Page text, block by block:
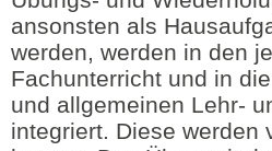
ansonsten als
werden, werden in den
Fachunterricht und in
und allgemeinen Lehr-
integriert. Diese werden